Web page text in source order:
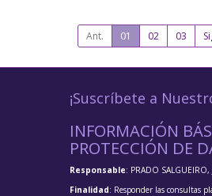
Ant. 01 02 03
¡Suscríbete a
INFORMACIÓN
PROTECCIÓN DE
Responsable: PRADO SALGUEIRO,
Finalidad: Responder las consultas